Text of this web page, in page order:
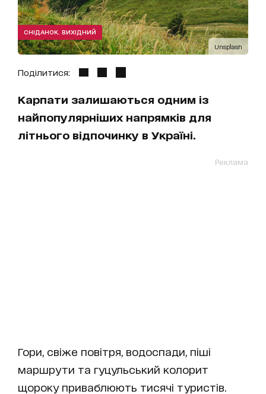
Unsplash
СНІДАНОК. ВИХІДНИЙ
Поділитися:
Карпати залишаються одним із
найпопулярніших напрямків для
літнього відпочинку в Україні.
Реклама
Гори, свіже повітря, водоспади, піші
маршрути та гуцульський колорит
щороку приваблюють тисячі туристів.